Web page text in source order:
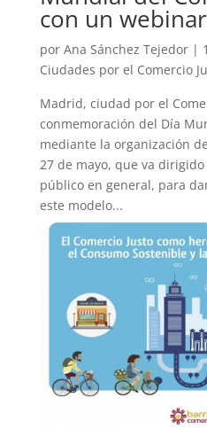
con un webinar
por Ana Sánchez Tejedor|
Ciudades por el Comercio
Madrid, ciudad por el
conmemoración del Día
mediante la organización
27 de mayo, que va
público en general, para
este modelo...